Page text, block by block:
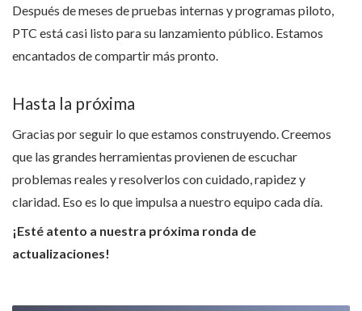
Después de meses de pruebas internas y programas piloto,
PTC está casi listo para su lanzamiento público. Estamos
encantados de compartir más pronto.
Hasta la próxima
Gracias por seguir lo que estamos construyendo. Creemos
que las grandes herramientas provienen de escuchar
problemas reales y resolverlos con cuidado, rapidez y
claridad. Eso es lo que impulsa a nuestro equipo cada día.
¡Esté atento a nuestra próxima ronda de
actualizaciones!